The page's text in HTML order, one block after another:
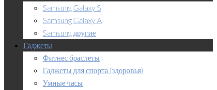
Samsung Galaxy S
Samsung Galaxy A
Samsung другие
Гаджеты
Фитнес браслеты
Гаджеты для спорта (здоровья)
Умные часы